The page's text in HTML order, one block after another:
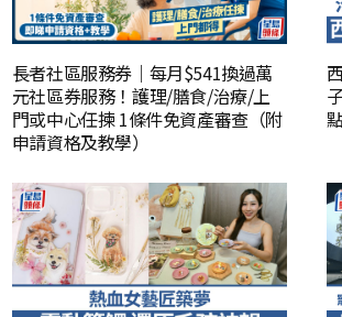
長者社區服務券｜每月$541換過萬
元社區券服務！護理/膳食/治療/上
門或中心任揀 1條件免資產審查（附
申請資格及教學）